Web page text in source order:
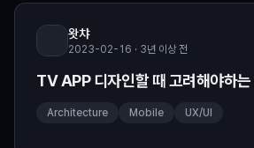
왓챠
2023-02-16 · 3년 이상 전
TV APP 디자인할 때 고려해야하
Architecture Mobile UX/UI